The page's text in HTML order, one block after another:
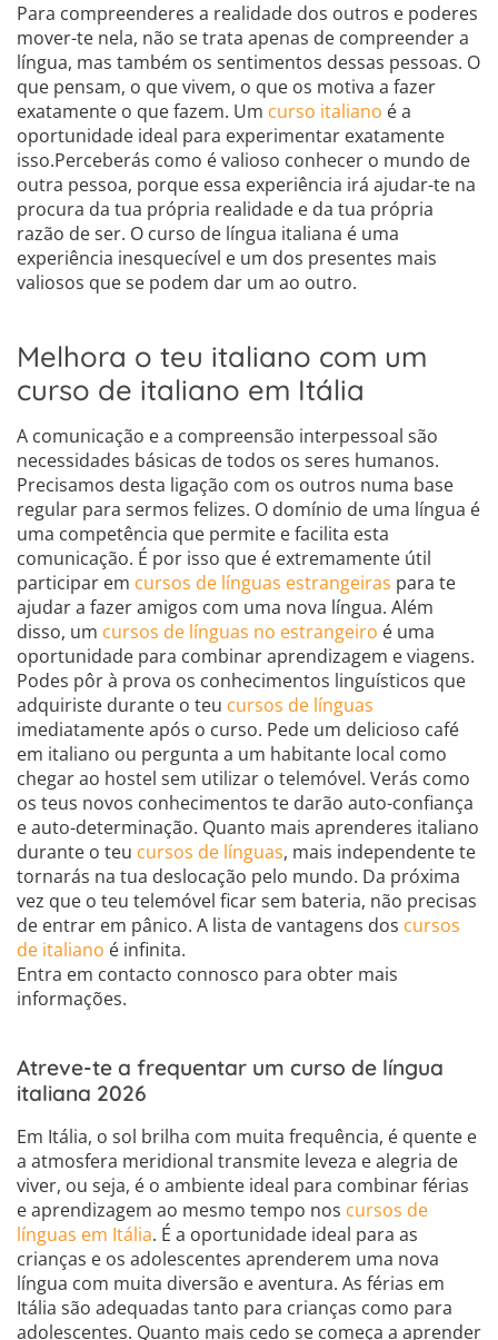
Para compreenderes a realidade dos outros e poderes
mover-te nela, não se trata apenas de compreender a
língua, mas também os sentimentos dessas pessoas. O
que pensam, o que vivem, o que os motiva a fazer
exatamente o que fazem. Um curso italiano é a
oportunidade ideal para experimentar exatamente
isso.Perceberás como é valioso conhecer o mundo de
outra pessoa, porque essa experiência irá ajudar-te na
procura da tua própria realidade e da tua própria
razão de ser. O curso de língua italiana é uma
experiência inesquecível e um dos presentes mais
valiosos que se podem dar um ao outro.
Melhora o teu italiano com um
curso de italiano em Itália
A comunicação e a compreensão interpessoal são
necessidades básicas de todos os seres humanos.
Precisamos desta ligação com os outros numa base
regular para sermos felizes. O domínio de uma língua é
uma competência que permite e facilita esta
comunicação. É por isso que é extremamente útil
participar em cursos de línguas estrangeiras para te
ajudar a fazer amigos com uma nova língua. Além
disso, um cursos de línguas no estrangeiro é uma
oportunidade para combinar aprendizagem e viagens.
Podes pôr à prova os conhecimentos linguísticos que
adquiriste durante o teu cursos de línguas
imediatamente após o curso. Pede um delicioso café
em italiano ou pergunta a um habitante local como
chegar ao hostel sem utilizar o telemóvel. Verás como
os teus novos conhecimentos te darão auto-confiança
e auto-determinação. Quanto mais aprenderes italiano
durante o teu cursos de línguas, mais independente te
tornarás na tua deslocação pelo mundo. Da próxima
vez que o teu telemóvel ficar sem bateria, não precisas
de entrar em pânico. A lista de vantagens dos cursos
de italiano é infinita.
Entra em contacto connosco para obter mais
informações.
Atreve-te a frequentar um curso de língua
italiana 2026
Em Itália, o sol brilha com muita frequência, é quente e
a atmosfera meridional transmite leveza e alegria de
viver, ou seja, é o ambiente ideal para combinar férias
e aprendizagem ao mesmo tempo nos cursos de
línguas em Itália. É a oportunidade ideal para as
crianças e os adolescentes aprenderem uma nova
língua com muita diversão e aventura. As férias em
Itália são adequadas tanto para crianças como para
adolescentes. Quanto mais cedo se começa a aprender